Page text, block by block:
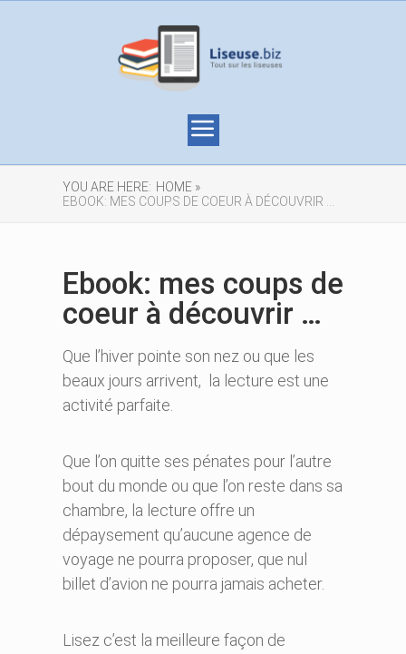
YOU ARE HERE: HOME »
EBOOK: MES COUPS DE COEUR À DÉCOUVRIR …
Ebook: mes coups de
coeur à découvrir …
Que l’hiver pointe son nez ou que les
beaux jours arrivent, la lecture est une
activité parfaite.
Que l’on quitte ses pénates pour l’autre
bout du monde ou que l’on reste dans sa
chambre, la lecture offre un
dépaysement qu’aucune agence de
voyage ne pourra proposer, que nul
billet d’avion ne pourra jamais acheter.
Lisez c’est la meilleure façon de